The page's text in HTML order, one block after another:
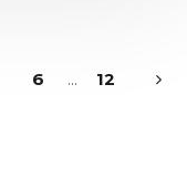
6 ... 12